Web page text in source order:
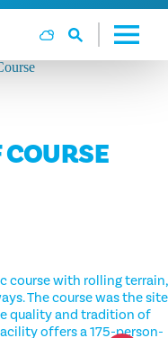
COURSE
course with rolling terrain,
The course was the site
quality and tradition of
offers a 175-person-